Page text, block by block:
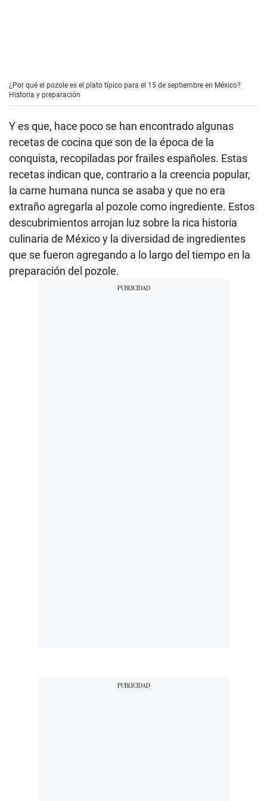
¿Por qué el pozole es el plato típico para el 15 de septiembre en México?
Historia y preparación
Y es que, hace poco se han encontrado algunas
recetas de cocina que son de la época de la
conquista, recopiladas por frailes españoles. Estas
recetas indican que, contrario a la creencia popular,
la carne humana nunca se asaba y que no era
extraño agregarla al pozole como ingrediente. Estos
descubrimientos arrojan luz sobre la rica historia
culinaria de México y la diversidad de ingredientes
que se fueron agregando a lo largo del tiempo en la
preparación del pozole.